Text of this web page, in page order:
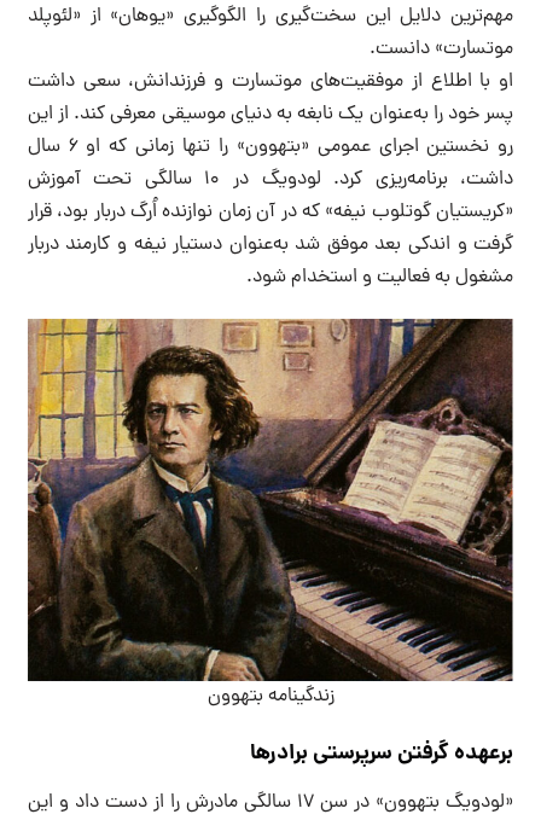
مهم‌ترین دلایل این سخت‌گیری را الگوگیری «یوهان» از «لئوپلد
موتسارت» دانست.
او با اطلاع از موفقیت‌های موتسارت و فرزندانش، سعی داشت
پسر خود را به‌عنوان یک نابغه به دنیای موسیقی معرفی کند. از این
رو نخستین اجرای عمومی «بتهوون» را تنها زمانی که او ۶ سال
داشت، برنامه‌ریزی کرد. لودویگ در ۱۰ سالگی تحت آموزش
«کریستیان گوتلوب نیفه» که در آن زمان نوازنده اُرگ دربار بود، قرار
گرفت و اندکی بعد موفق شد به‌عنوان دستیار نیفه و کارمند دربار
مشغول به فعالیت و استخدام شود.
زندگینامه بتهوون
برعهده گرفتن سرپرستی برادرها
«لودویگ بتهوون» در سن ۱۷ سالگی مادرش را از دست داد و این